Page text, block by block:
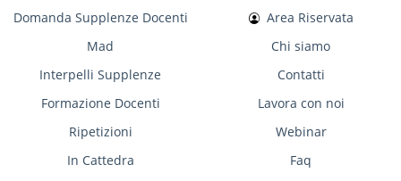
Domanda Supplenze Docenti
Mad
Interpelli Supplenze
Formazione Docenti
Ripetizioni
In Cattedra
Area Riservata
Chi siamo
Contatti
Lavora con noi
Webinar
Faq